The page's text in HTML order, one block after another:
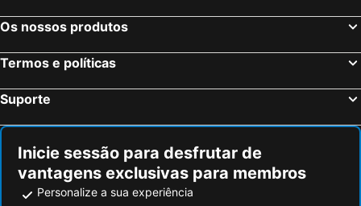
Os nossos produtos
Termos e políticas
Suporte
Inicie sessão para desfrutar de
vantagens exclusivas para membros
Personalize a sua experiência